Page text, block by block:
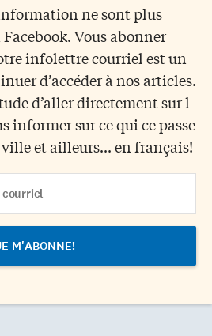
ne sont plus
Vous abonner
infolettre courriel est un
d’accéder à nos articles.
d’aller directement sur l-
informer sur ce qui ce passe
et ailleurs... en français!